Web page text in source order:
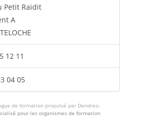
Petit Raidit
A
12 11
04 05
de formation propulsé par Dendreo,
pour les organismes de formation